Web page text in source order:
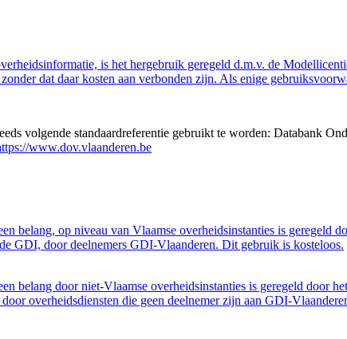
is het hergebruik geregeld d.m.v. de
dat daar kosten aan verbonden zijn. Als enige
volgende standaardreferentie gebruikt te worden: Databank
www.dov.vlaanderen.be
belang, op niveau van Vlaamse overheidsinstanties is geregeld
GDI, door deelnemers GDI-Vlaanderen. Dit gebruik is kosteloos.
belang door niet-Vlaamse overheidsinstanties is geregeld door
overheidsdiensten die geen deelnemer zijn aan GDI-